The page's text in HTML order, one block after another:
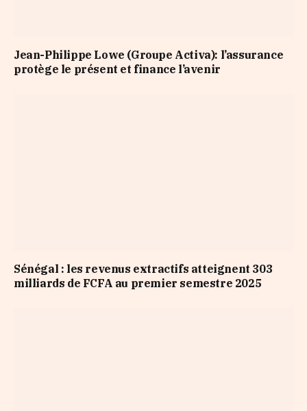
Jean-Philippe Lowe (Groupe Activa): l’assurance
protège le présent et finance l’avenir
Sénégal : les revenus extractifs atteignent 303
milliards de FCFA au premier semestre 2025